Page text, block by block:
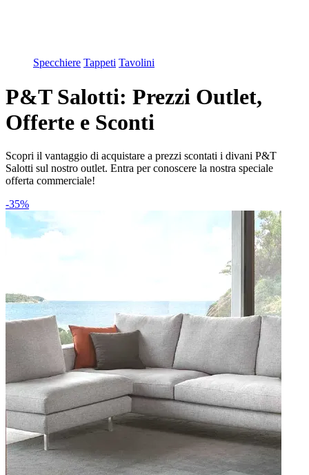
Specchiere Tappeti Tavolini
P&T Salotti: Prezzi Outlet,
Offerte e Sconti
Scopri il vantaggio di acquistare a prezzi scontati i divani P&T
Salotti sul nostro outlet. Entra per conoscere la nostra speciale
offerta commerciale!
-35%